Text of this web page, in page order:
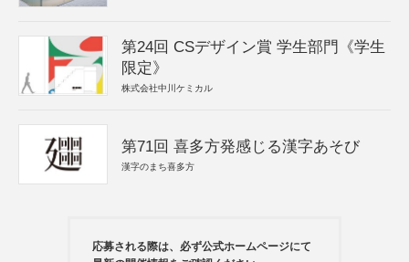
第24回 CSデザイン賞 学生部門《学生
限定》
株式会社中川ケミカル
第71回 喜多方発感じる漢字あそび
漢字のまち喜多方
応募される際は、必ず公式ホームページにて